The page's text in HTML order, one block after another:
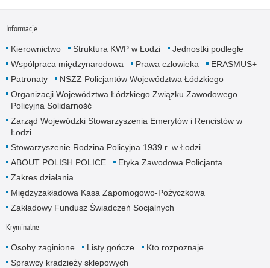
Informacje
Kierownictwo Struktura KWP w Łodzi
Jednostki podległe
Współpraca międzynarodowa
Prawa człowieka
ERASMUS+
Patronaty
NSZZ Policjantów Województwa Łódzkiego
Organizacji Województwa Łódzkiego Związku Zawodowego
Policyjna Solidarność
Zarząd Wojewódzki Stowarzyszenia Emerytów i Rencistów w
Łodzi
Stowarzyszenie Rodzina Policyjna 1939 r. w Łodzi
ABOUT POLISH POLICE
Etyka Zawodowa Policjanta
Zakres działania
Międzyzakładowa Kasa Zapomogowo-Pożyczkowa
Zakładowy Fundusz Świadczeń Socjalnych
Kryminalne
Osoby zaginione Listy gończe
Kto rozpoznaje
Sprawcy kradzieży sklepowych